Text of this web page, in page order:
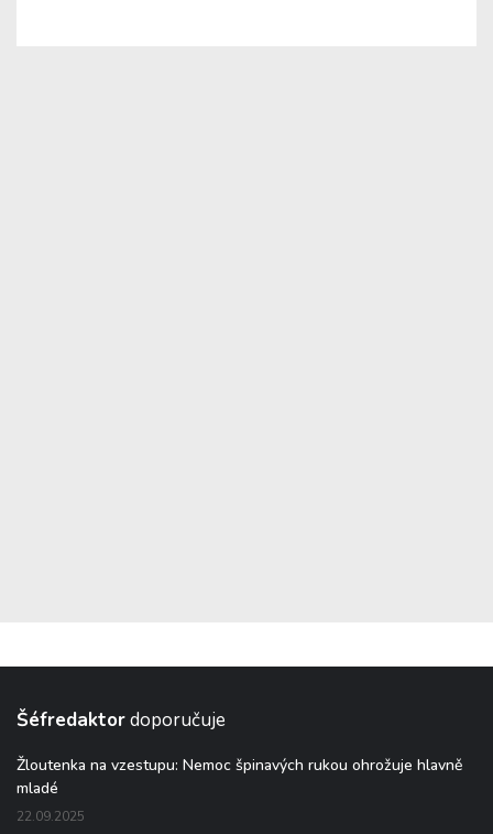
Šéfredaktordoporučuje
Žloutenka na vzestupu: Nemoc špinavých rukou ohrožuje hlavně
mladé
22.09.2025